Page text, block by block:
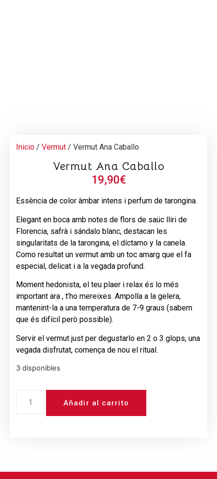
Inicio / Vermut / Vermut Ana Caballo
Vermut Ana Caballo
19,90€
Essència de color àmbar intens i perfum de tarongina.
Elegant en boca amb notes de flors de saüc lliri de
Florencia, safrà i sándalo blanc, destacan les
singularitats de la tarongina, el díctamo y la canela.
Como resultat un vermut amb un toc amarg que el fa
especial, delicat i a la vegada profund.
Moment hedonista, el teu plaer i relax és lo més
important ara , t’ho mereixes. Ampolla a la gelera,
mantenint-la a una temperatura de 7-9 graus (sabem
que és difícil però possible).
Servir el vermut just per degustarlo en 2 o 3 glops, una
vegada disfrutat, comença de nou el ritual.
3 disponibles
Añadir al carrito